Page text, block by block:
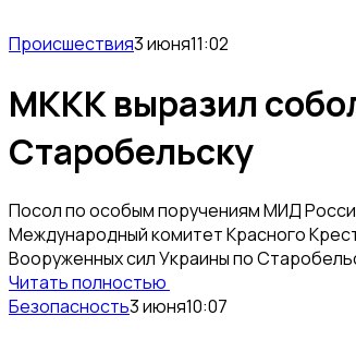
Происшествия3 июня11:02
МККК выразил
Старобельску
Посол по особым поручениям МИД
Международный комитет Красного
Вооруженных сил Украины по
Читать полностью
Безопасность3 июня10:07